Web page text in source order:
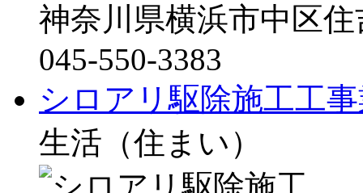
神奈川県横浜市中区
045-550-3383
シロアリ駆除施工工
生活（住まい）